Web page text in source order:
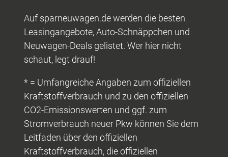
Auf sparneuwagen.de werden die besten
Leasingangebote, Auto-Schnäppchen und
Neuwagen-Deals gelistet. Wer hier nicht
schaut, legt drauf!
* = Umfangreiche Angaben zum offiziellen
Kraftstoffverbrauch und zu den offiziellen
CO2-Emissionswerten und ggf. zum
Stromverbrauch neuer Pkw können Sie dem
Leitfaden über den offiziellen
Kraftstoffverbrauch, die offiziellen